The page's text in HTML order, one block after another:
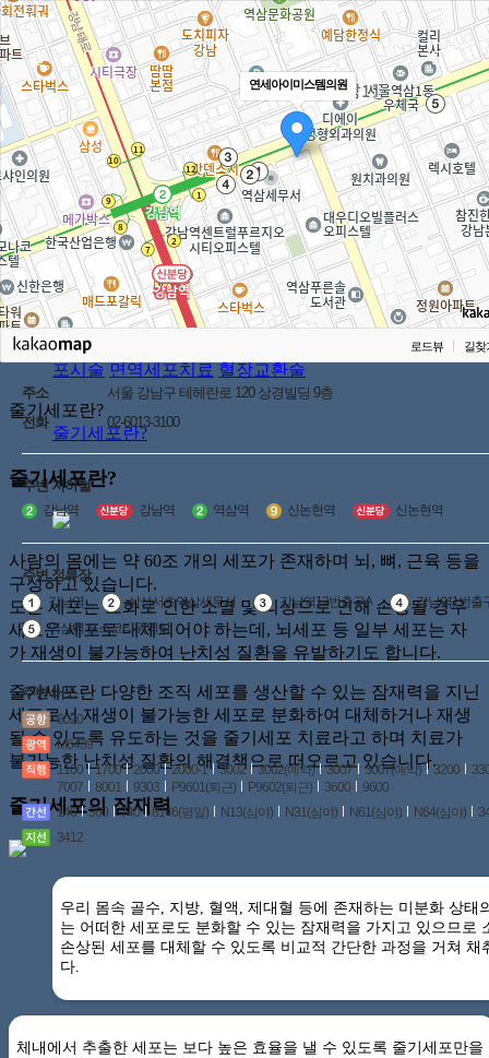
YONSEI IMISTEM
줄기세포란?
모든 세포로 분화하는 만능 세포
줄기세포란?
연세아이미스템
줄기세포적용질환 줄기세
포시술 면역세포치료 혈장교환술
줄기세포란?
줄기세포란?
줄기세포란?
사람의 몸에는 약 60조 개의 세포가 존재하며 뇌, 뼈, 근육 등을
구성하고 있습니다.
모든 세포는 노화로 인한 소멸 및 외상으로 인해 손상될 경우
새로운 세포로 대체되어야 하는데, 뇌세포 등 일부 세포는 자
가 재생이 불가능하여 난치성 질환을 유발하기도 합니다.
줄기세포란 다양한 조직 세포를 생산할 수 있는 잠재력을 지닌
세포로서재생이 불가능한 세포로 분화하여 대체하거나 재생
될 수 있도록 유도하는 것을 줄기세포 치료라고 하며 치료가
불가능한 난치성 질환의 해결책으로 떠오르고 있습니다.
줄기세포의 잠재력
우리 몸속 골수, 지방, 혈액, 제대혈 등에 존재하는 미분화 상태
는 어떠한 세포로도 분화할 수 있는 잠재력을 가지고 있으므로
손상된 세포를 대체할 수 있도록 비교적 간단한 과정을 거쳐 채
다.
체내에서 추출한 세포는 보다 높은 효율을 낼 수 있도록 줄기세포만을
연세아이미스템의원
로드뷰 길찾
주소
서울 강남구 테헤란로 120 상경빌딩 9층
전화
02-6013-3100
주변 지하철
강남역 강남역 역삼역 신논현역 신논현역
주변 정류장
강남역 삼성서초역삼세무서 강남역12번출구A
강남역1번출
역삼역.포스코타워역삼
주변 버스
6020
M6439
1100
1700 2000 2000-1 3002 3002(예약) 3007 3007(예약) 3200
7007
8001 9303 P9601(퇴근) P9602(퇴근) 3600
9600
146
360 740 8146(평일) N13(심야) N31(심야) N61(심야) N64(심야)
3412